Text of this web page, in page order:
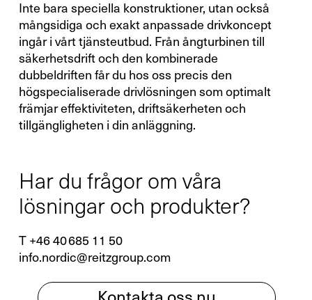
Inte bara speciella konstruktioner, utan också
mångsidiga och exakt anpassade drivkoncept
ingår i vårt tjänsteutbud. Från ångturbinen till
säkerhetsdrift och den kombinerade
dubbeldriften får du hos oss precis den
högspecialiserade drivlösningen som optimalt
främjar effektiviteten, driftsäkerheten och
tillgängligheten i din anläggning.
Har du frågor om våra
lösningar och produkter?
T +46 40 685 11 50
info.nordic@reitzgroup.com